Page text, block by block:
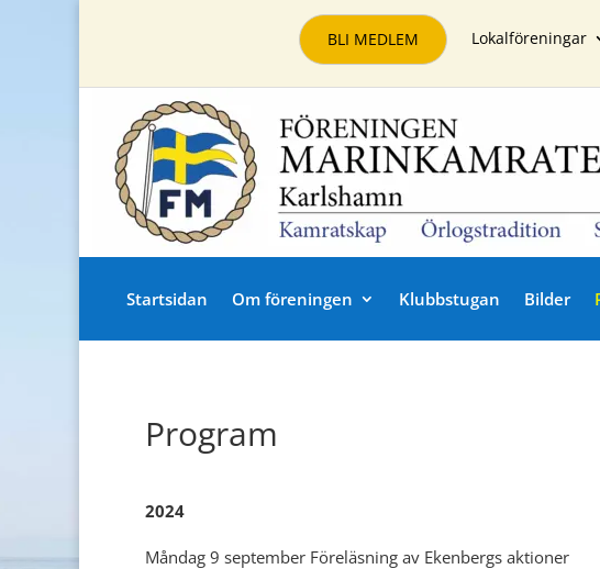
BLI MEDLEM Lokalföreningar
Startsidan Om föreningen Klubbstugan Bilder
Program
2024
Måndag 9 september Föreläsning av Ekenbergs aktioner